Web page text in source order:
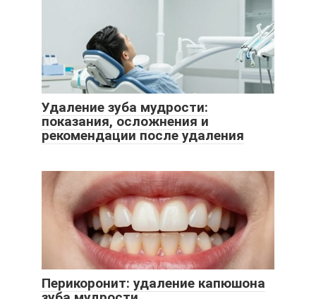
Удаление зуба мудрости:
показания, осложнения и
рекомендации после удаления
Перикоронит: удаление капюшона